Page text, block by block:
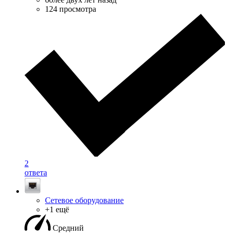
124 просмотра
2
ответа
Сетевое оборудование
+1 ещё
Средний